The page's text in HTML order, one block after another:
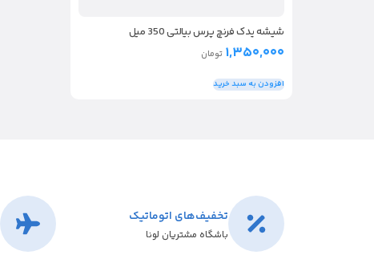
شیشه یدک فرنچ پرس بیالتی 350 میل
۱,۳۵۰,۰۰۰ تومان
افزودن به سبد خرید
تخفیف‌های اتوماتیک
باشگاه مشتریان لونا